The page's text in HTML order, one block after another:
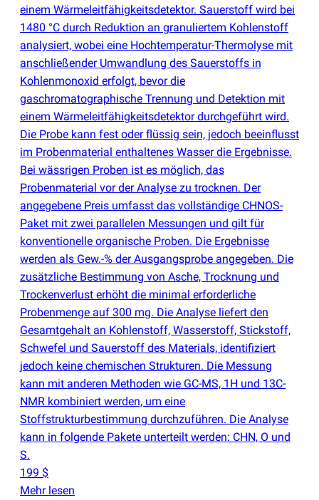
einem Wärmeleitfähigkeitsdetektor. Sauerstoff wird bei
1480 °C durch Reduktion an granuliertem Kohlenstoff
analysiert, wobei eine Hochtemperatur-Thermolyse mit
anschließender Umwandlung des Sauerstoffs in
Kohlenmonoxid erfolgt, bevor die
gaschromatographische Trennung und Detektion mit
einem Wärmeleitfähigkeitsdetektor durchgeführt wird.
Die Probe kann fest oder flüssig sein, jedoch beeinflusst
im Probenmaterial enthaltenes Wasser die Ergebnisse.
Bei wässrigen Proben ist es möglich, das
Probenmaterial vor der Analyse zu trocknen. Der
angegebene Preis umfasst das vollständige CHNOS-
Paket mit zwei parallelen Messungen und gilt für
konventionelle organische Proben. Die Ergebnisse
werden als Gew.-% der Ausgangsprobe angegeben. Die
zusätzliche Bestimmung von Asche, Trocknung und
Trockenverlust erhöht die minimal erforderliche
Probenmenge auf 300 mg. Die Analyse liefert den
Gesamtgehalt an Kohlenstoff, Wasserstoff, Stickstoff,
Schwefel und Sauerstoff des Materials, identifiziert
jedoch keine chemischen Strukturen. Die Messung
kann mit anderen Methoden wie GC-MS, 1H und 13C-
NMR kombiniert werden, um eine
Stoffstrukturbestimmung durchzuführen. Die Analyse
kann in folgende Pakete unterteilt werden: CHN, O und
S.
199 $
Mehr lesen